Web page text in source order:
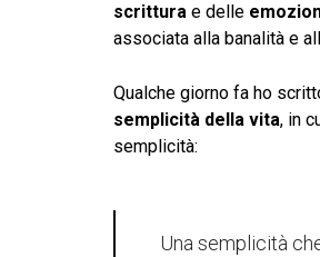
scrittura e delle
associata alla banalità e
Qualche giorno fa ho
semplicità della vita, in
semplicità:
Una semplicità